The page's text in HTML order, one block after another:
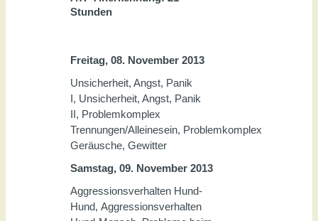
Stunden
Freitag, 08. November 2013
Unsicherheit, Angst, Panik
I, Unsicherheit, Angst, Panik
II, Problemkomplex
Trennungen/Alleinesein, Problemkomplex
Geräusche, Gewitter
Samstag, 09. November 2013
Aggressionsverhalten Hund-
Hund, Aggressionsverhalten